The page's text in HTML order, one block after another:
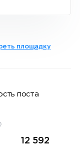
площадку
поста
12 592